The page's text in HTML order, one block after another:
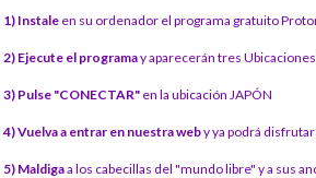
1) Instale en su ordenador el programa gratuito
2) Ejecute el programay aparecerán tres
3) Pulse "CONECTAR" en la ubicación JAPÓN
4) Vuelva a entrar en nuestra weby ya podrá disfrutar
5) Maldigaa los cabecillas del "mundo libre" y a sus